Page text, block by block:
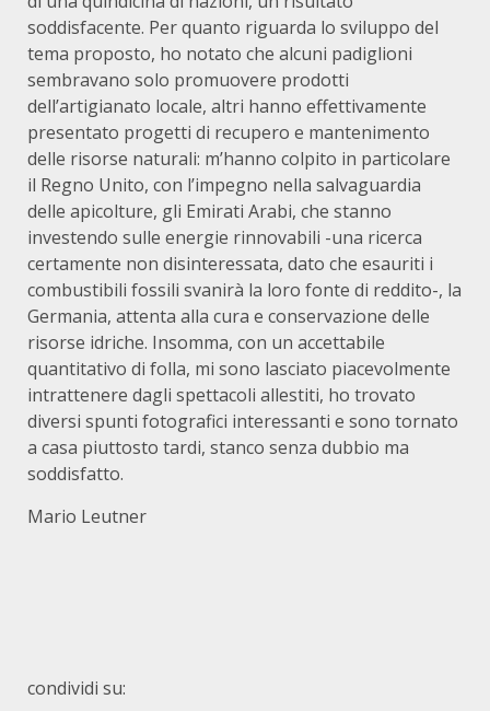
soddisfacente. Per quanto riguarda lo sviluppo del
tema proposto, ho notato che alcuni padiglioni
sembravano solo promuovere prodotti
dell’artigianato locale, altri hanno effettivamente
presentato progetti di recupero e mantenimento
delle risorse naturali: m’hanno colpito in particolare
il Regno Unito, con l’impegno nella salvaguardia
delle apicolture, gli Emirati Arabi, che stanno
investendo sulle energie rinnovabili -una ricerca
certamente non disinteressata, dato che esauriti i
combustibili fossili svanirà la loro fonte di reddito-, la
Germania, attenta alla cura e conservazione delle
risorse idriche. Insomma, con un accettabile
quantitativo di folla, mi sono lasciato piacevolmente
intrattenere dagli spettacoli allestiti, ho trovato
diversi spunti fotografici interessanti e sono tornato
a casa piuttosto tardi, stanco senza dubbio ma
soddisfatto.
Mario Leutner
condividi su: